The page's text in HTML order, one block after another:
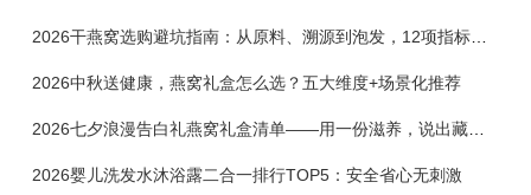
2026干燕窝选购避坑指南：从原料、溯源到泡发，12项指标判断靠谱燕窝
2026中秋送健康，燕窝礼盒怎么选？五大维度+场景化推荐
2026七夕浪漫告白礼燕窝礼盒清单——用一份滋养，说出藏在心底的爱
2026婴儿洗发水沐浴露二合一排行TOP5：安全省心无刺激